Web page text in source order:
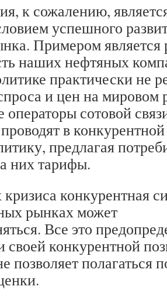
к сожалению,
успешного
Примером является
наших нефтяных
практически не
и цен на мировом
операторы сотовой
в
предлагая
них тарифы.
конкурентная
рынках может
Все это
своей конкурентной
позволяет полагаться